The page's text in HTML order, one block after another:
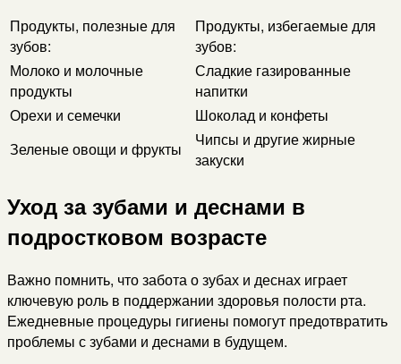
Продукты, полезные для
зубов:
Продукты, избегаемые для
зубов:
Молоко и молочные
продукты
Сладкие газированные
напитки
Орехи и семечки
Шоколад и конфеты
Зеленые овощи и фрукты
Чипсы и другие жирные
закуски
Уход за зубами и деснами в
подростковом возрасте
Важно помнить, что забота о зубах и деснах играет
ключевую роль в поддержании здоровья полости рта.
Ежедневные процедуры гигиены помогут предотвратить
проблемы с зубами и деснами в будущем.